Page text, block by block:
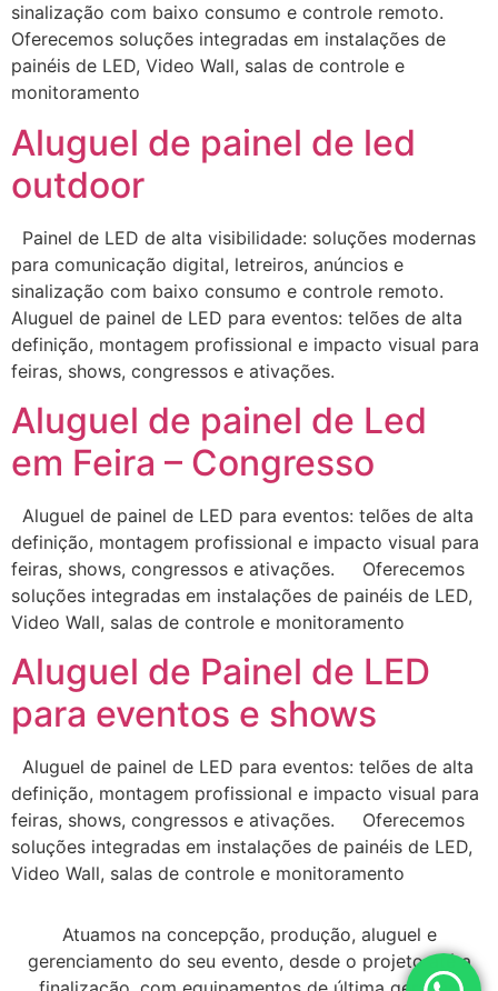
sinalização com baixo consumo e controle remoto.
Oferecemos soluções integradas em instalações de
painéis de LED, Video Wall, salas de controle e
monitoramento
Aluguel de painel de led
outdoor
Painel de LED de alta visibilidade: soluções modernas
para comunicação digital, letreiros, anúncios e
sinalização com baixo consumo e controle remoto.
Aluguel de painel de LED para eventos: telões de alta
definição, montagem profissional e impacto visual para
feiras, shows, congressos e ativações.
Aluguel de painel de Led
em Feira – Congresso
Aluguel de painel de LED para eventos: telões de alta
definição, montagem profissional e impacto visual para
feiras, shows, congressos e ativações. Oferecemos
soluções integradas em instalações de painéis de LED,
Video Wall, salas de controle e monitoramento
Aluguel de Painel de LED
para eventos e shows
Aluguel de painel de LED para eventos: telões de alta
definição, montagem profissional e impacto visual para
feiras, shows, congressos e ativações. Oferecemos
soluções integradas em instalações de painéis de LED,
Video Wall, salas de controle e monitoramento
Atuamos na concepção, produção, aluguel e
gerenciamento do seu evento, desde o projeto até a